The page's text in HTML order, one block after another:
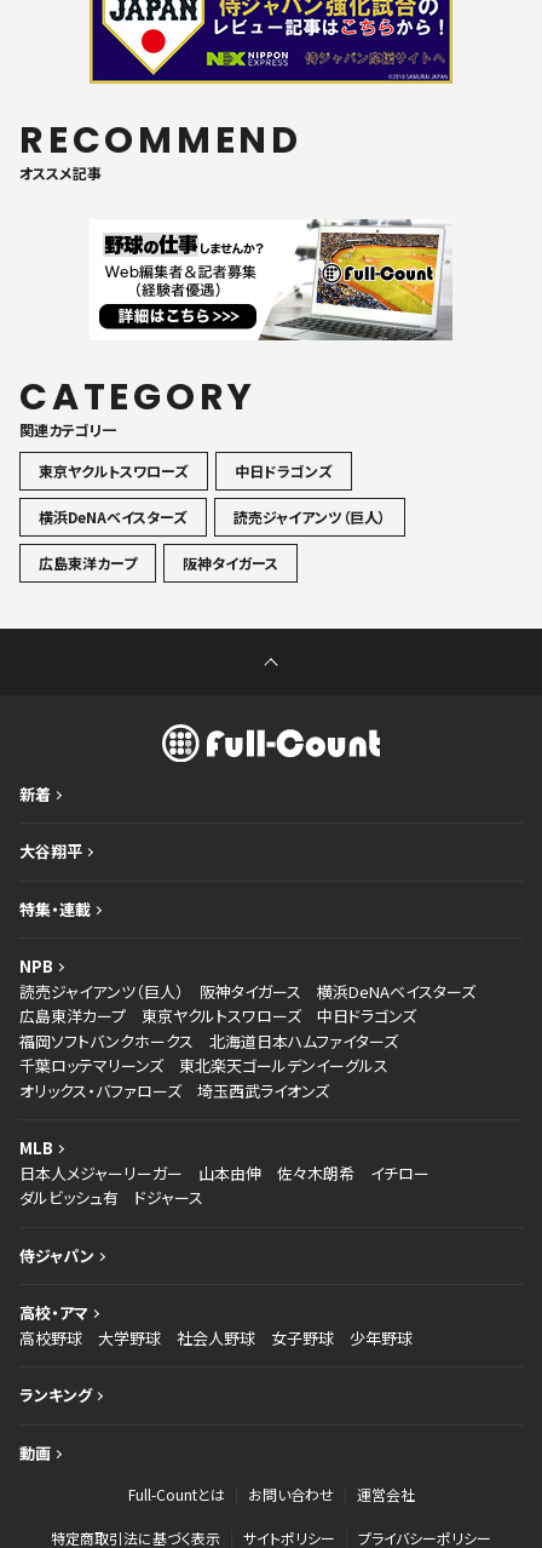
RECOMMEND
オススメ記事
CATEGORY
関連カテゴリ一
東京ヤクルトスワローズ
中日ドラゴンズ
横浜DeNAベイスターズ 読売ジャイアンツ（巨人）
広島東洋カープ 阪神タイガース
新着
大谷翔平
特集・連載
NPB
読売ジャイアンツ（巨人）
阪神タイガース
横浜DeNAベイスターズ
広島東洋カープ
東京ヤクルトスワローズ
中日ドラゴンズ
福岡ソフトバンクホークス
北海道日本ハムファイターズ
千葉ロッテマリーンズ
東北楽天ゴールデンイーグルス
オリックス・バファローズ
埼玉西武ライオンズ
MLB
日本人メジャーリーガー
山本由伸 佐々木朗希
イチロー
ダルビッシュ有
ドジャース
侍ジャパン
高校・アマ
高校野球
大学野球 社会人野球 女子野球 少年野球
ランキング
動画
Full-Countとは お問い合わせ 運営会社
特定商取引法に基づく表示 サイトポリシー プライバシーポリシー